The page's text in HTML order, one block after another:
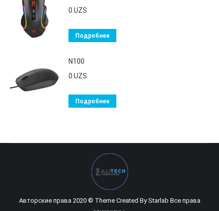
0 UZS
Подробнее
N100
0 UZS
Подробнее
Авторские права 2020 © Theme Created ByStarlab Все права